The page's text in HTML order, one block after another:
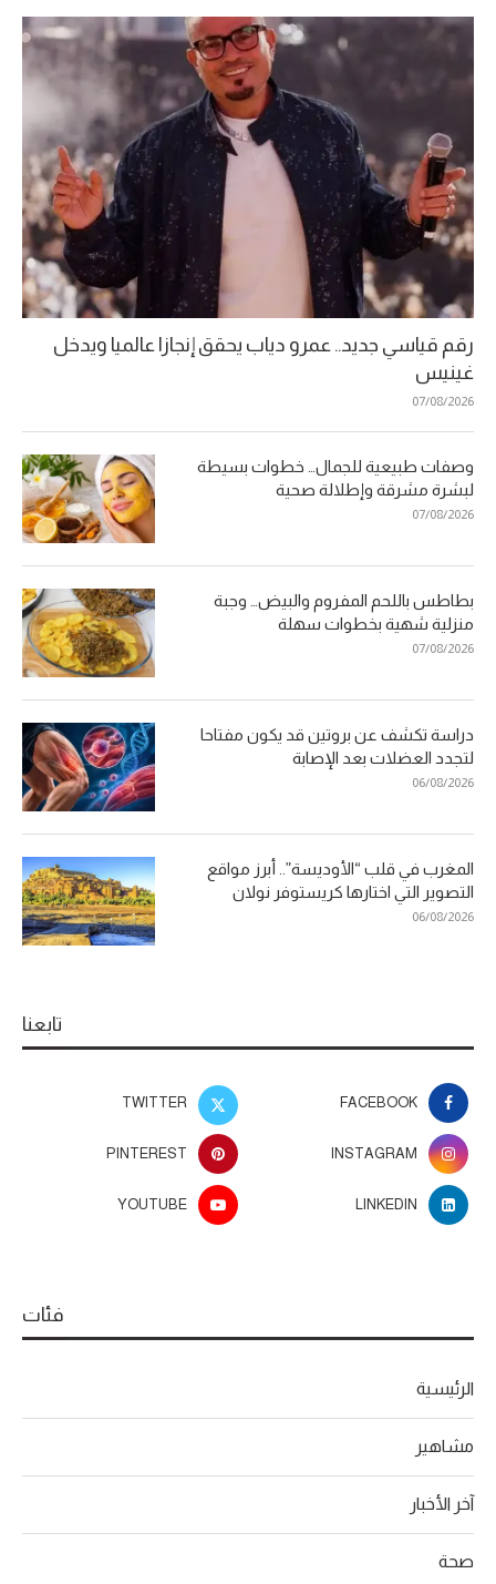
رقم قياسي جديد.. عمرو دياب يحقق إنجازا عالميا ويدخل
غينيس
07/08/2026
وصفات طبيعية للجمال… خطوات بسيطة
لبشرة مشرقة وإطلالة صحية
07/08/2026
بطاطس باللحم المفروم والبيض… وجبة
منزلية شهية بخطوات سهلة
07/08/2026
دراسة تكشف عن بروتين قد يكون مفتاحا
لتجدد العضلات بعد الإصابة
06/08/2026
المغرب في قلب “الأوديسة”.. أبرز مواقع
التصوير التي اختارها كريستوفر نولان
06/08/2026
تابعنا
FACEBOOK
TWITTER
INSTAGRAM
PINTEREST
LINKEDIN
YOUTUBE
فئات
الرئيسية
مشاهير
آخر الأخبار
صحة